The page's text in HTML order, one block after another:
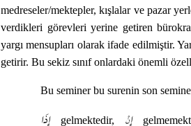
medreseler/mektepler, kışlalar ve pazar
verdikleri görevleri yerine getiren
yargı mensupları olarak ifade edilmiştir.
getirir. Bu sekiz sınıf onlardaki önemli
Bu seminer bu surenin son
إِذَاgelmektedir, إِنْ